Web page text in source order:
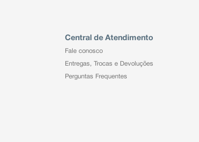
Central de Atendimento
Fale conosco
Entregas, Trocas e Devoluções
Perguntas Frequentes